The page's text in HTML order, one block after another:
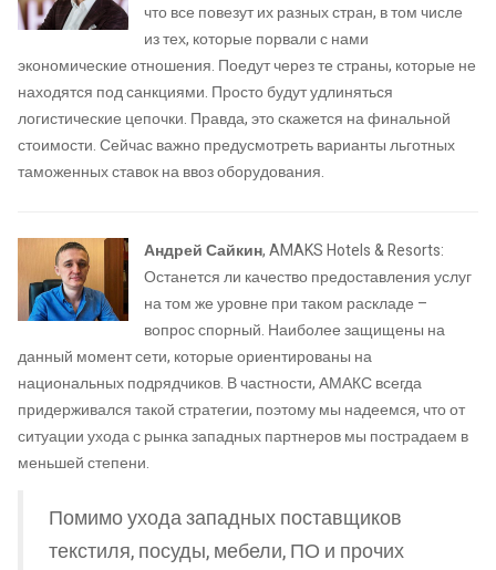
что все повезут их разных стран, в том числе
из тех, которые порвали с нами
экономические отношения. Поедут через те страны, которые не
находятся под санкциями. Просто будут удлиняться
логистические цепочки. Правда, это скажется на финальной
стоимости. Сейчас важно предусмотреть варианты льготных
таможенных ставок на ввоз оборудования.
Андрей Сайкин, AMAKS Hotels & Resorts:
Останется ли качество предоставления услуг
на том же уровне при таком раскладе –
вопрос спорный. Наиболее защищены на
данный момент сети, которые ориентированы на
национальных подрядчиков. В частности, АМАКС всегда
придерживался такой стратегии, поэтому мы надеемся, что от
ситуации ухода с рынка западных партнеров мы пострадаем в
меньшей степени.
Помимо ухода западных поставщиков
текстиля, посуды, мебели, ПО и прочих